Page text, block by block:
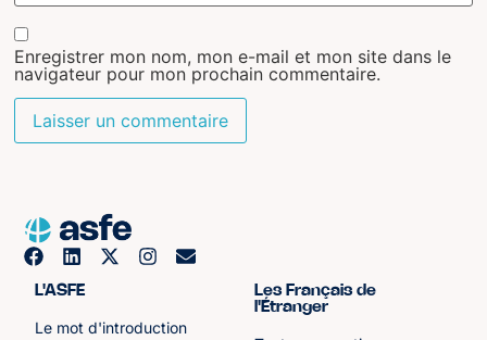
Enregistrer mon nom, mon e-mail et mon site dans le
navigateur pour mon prochain commentaire.
L'ASFE
Le mot d'introduction
Les Français de
l'Étranger